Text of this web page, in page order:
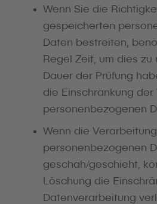
Wenn Sie die
gespeicherten
Daten bestreiten,
Regel Zeit, um dies
Dauer der Prüfung
die Einschränkung
personenbezogenen
Wenn die
personenbezogenen
geschah/geschieht,
Löschung die
Datenverarbeitung